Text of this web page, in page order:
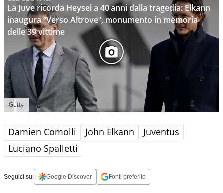
La Juve ricorda Heysel a 40 anni dalla tragedia: Elkann
inaugura “Verso Altrove”, monumento in memoria
delle 39 vittime
Getty
Damien Comolli John Elkann
Juventus
Luciano Spalletti
Seguici su: Google Discover Fonti preferite